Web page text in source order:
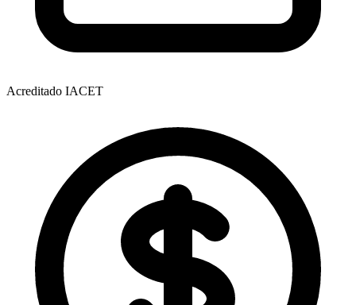
Acreditado IACET